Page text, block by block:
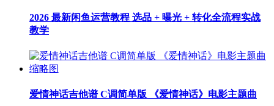
2026 最新闲鱼运营教程 选品 + 曝光 + 转化全流程实战
教学
爱情神话吉他谱 C调简单版 《爱情神话》电影主题曲